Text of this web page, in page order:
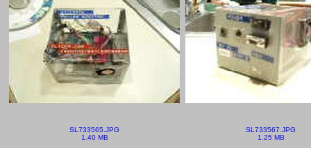
SL733565.JPG
1.40 MB
SL733567.JPG
1.25 MB